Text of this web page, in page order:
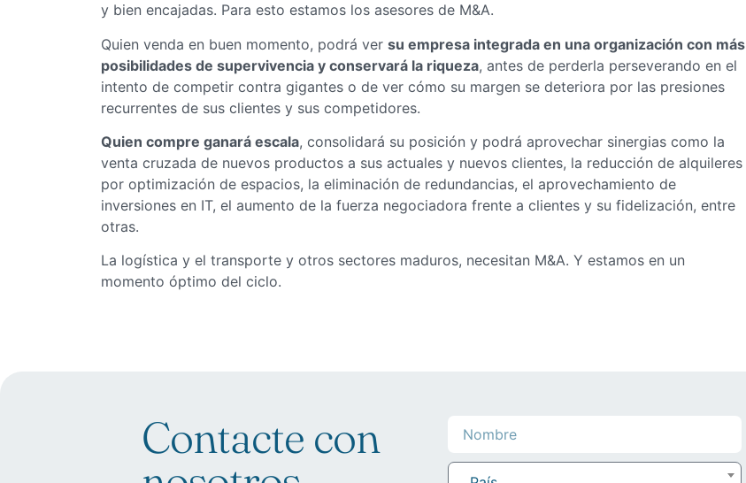
y bien encajadas. Para esto estamos los asesores de M&A.
Quien venda en buen momento, podrá ver su empresa integrada en una organización con más
posibilidades de supervivencia y conservará la riqueza, antes de perderla perseverando en el
intento de competir contra gigantes o de ver cómo su margen se deteriora por las presiones
recurrentes de sus clientes y sus competidores.
Quien compre ganará escala, consolidará su posición y podrá aprovechar sinergias como la
venta cruzada de nuevos productos a sus actuales y nuevos clientes, la reducción de alquileres
por optimización de espacios, la eliminación de redundancias, el aprovechamiento de
inversiones en IT, el aumento de la fuerza negociadora frente a clientes y su fidelización, entre
otras.
La logística y el transporte y otros sectores maduros, necesitan M&A. Y estamos en un
momento óptimo del ciclo.
Contacte con